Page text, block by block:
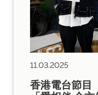
11.03.2025
香港電台節目